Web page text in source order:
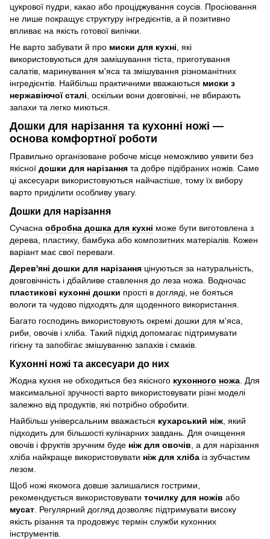
цукрової пудри, какао або проціджування соусів. Просіювання
не лише покращує структуру інгредієнтів, а й позитивно
впливає на якість готової випічки.
Не варто забувати й про миски для кухні , які
використовуються для замішування тіста, приготування
салатів, маринування м'яса та змішування різноманітних
інгредієнтів. Найбільш практичними вважаються миски з
нержавіючої сталі , оскільки вони довговічні, не вбирають
запахи та легко миються.
Дошки для нарізання та кухонні ножі —
основа комфортної роботи
Правильно організоване робоче місце неможливо уявити без
якісної дошки для нарізання та добре підібраних ножів. Саме
ці аксесуари використовуються найчастіше, тому їх вибору
варто приділити особливу увагу.
Дошки для нарізання
Сучасна обробна дошка для кухні може бути виготовлена з
дерева, пластику, бамбука або композитних матеріалів. Кожен
варіант має свої переваги.
Дерев'яні дошки для нарізання цінуються за натуральність,
довговічність і дбайливе ставлення до леза ножа. Водночас
пластикові кухонні дошки прості в догляді, не бояться
вологи та чудово підходять для щоденного використання.
Багато господинь використовують окремі дошки для м'яса,
риби, овочів і хліба. Такий підхід допомагає підтримувати
гігієну та запобігає змішуванню запахів і смаків.
Кухонні ножі та аксесуари до них
Жодна кухня не обходиться без якісного кухонного ножа . Для
максимальної зручності варто використовувати різні моделі
залежно від продуктів, які потрібно обробити.
Найбільш універсальним вважається кухарський ніж , який
підходить для більшості кулінарних завдань. Для очищення
овочів і фруктів зручним буде ніж для овочів , а для нарізання
хліба найкраще використовувати ніж для хліба із зубчастим
лезом.
Щоб ножі якомога довше залишалися гострими,
рекомендується використовувати точилку для ножів або
мусат . Регулярний догляд дозволяє підтримувати високу
якість різання та продовжує термін служби кухонних
інструментів.